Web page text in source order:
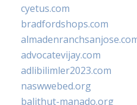
cyetus.com
bradfordshops.com
advocatevijay.com
adlibilimler2023.com
naswwebed.org
balithut-manado.org